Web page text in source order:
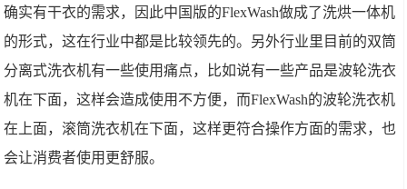
确实有干衣的需求，因此中国版的FlexWash做成了洗烘一体机
的形式，这在行业中都是比较领先的。另外行业里目前的双筒
分离式洗衣机有一些使用痛点，比如说有一些产品是波轮洗衣
机在下面，这样会造成使用不方便，而FlexWash的波轮洗衣机
在上面，滚筒洗衣机在下面，这样更符合操作方面的需求，也
会让消费者使用更舒服。